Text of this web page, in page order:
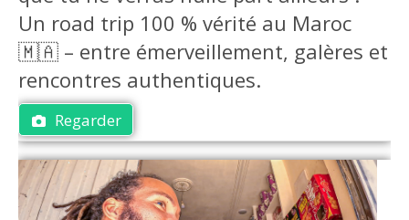
Un road trip 100 % vérité au Maroc
🇲🇦 – entre émerveillement, galères et
rencontres authentiques.
Regarder